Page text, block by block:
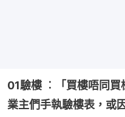
01驗樓 ︰「買樓唔同買
業主們手執驗樓表，或